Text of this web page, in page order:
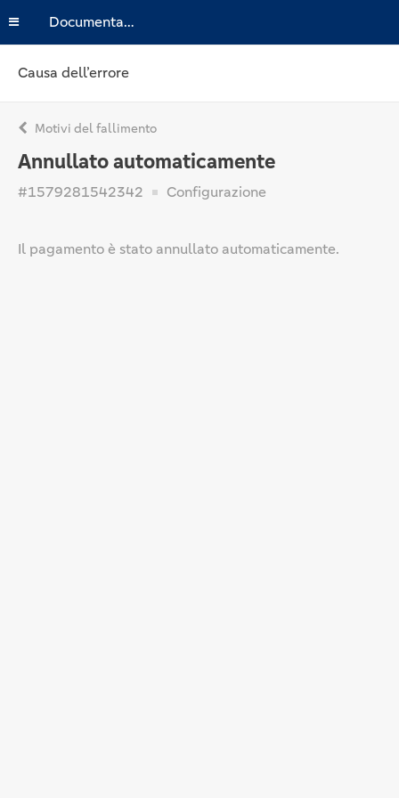
Documentazione
Causa dell’errore
Motivi del fallimento
Annullato automaticamente
#1579281542342 Configurazione
Il pagamento è stato annullato automaticamente.